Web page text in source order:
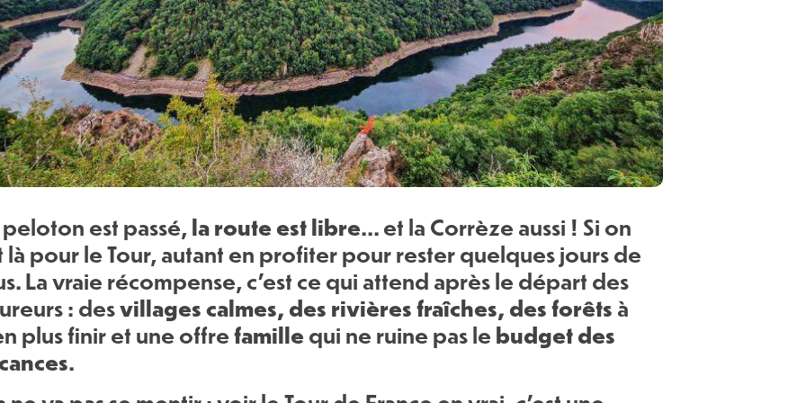
est passé,la route est libre... et la Corrèze aussi ! Si on
là pour le Tour, autant en profiter pour rester quelques jours de
La vraie récompense, c'est ce qui attend après le départ des
: desvillages calmes, des rivières fraîches, des forêts à
plus finir et une offrefamille qui ne ruine pas le budget des
.